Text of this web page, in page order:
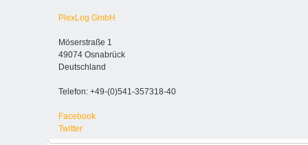
PlexLog GmbH
Möserstraße 1
49074 Osnabrück
Deutschland
Telefon: +49-(0)541-357318-40
Facebook
Twitter